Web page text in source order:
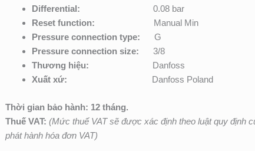
Differential: 0.08 bar
Reset function: Manual Min
Pressure connection type:
G
Pressure connection size:
3/8
Thương hiệu: Danfoss
Xuất xứ: Danfoss Poland
Thời gian bảo hành: 12 tháng.
Thuế VAT: (Mức thuế VAT sẽ được xác định theo luật quy định
phát hành hóa đơn VAT)